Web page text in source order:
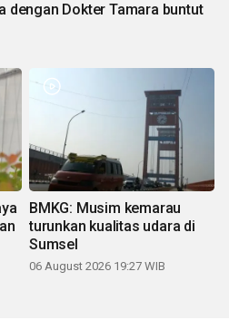
dengan Dokter Tamara buntut
BMKG: Musim kemarau
turunkan kualitas udara di
Sumsel
06 August 2026 19:27 WIB